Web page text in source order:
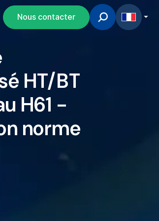
Nous contacter
HT/BT
H61 -
norme